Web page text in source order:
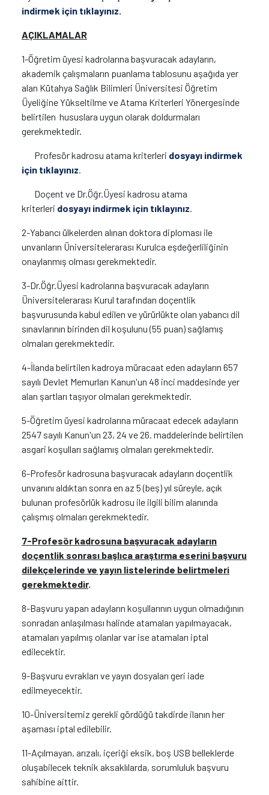
indirmek için tıklayınız.
AÇIKLAMALAR
1-Öğretim üyesi kadrolarına başvuracak adayların,
akademik çalışmaların puanlama tablosunu aşağıda yer
alan Kütahya Sağlık Bilimleri Üniversitesi Öğretim
Üyeliğine Yükseltilme ve Atama Kriterleri Yönergesinde
belirtilen hususlara uygun olarak doldurmaları
gerekmektedir.
Profesör kadrosu atama kriterleri dosyayı indirmek
için tıklayınız.
Doçent ve Dr.Öğr.Üyesi kadrosu atama
kriterleri dosyayı indirmek için tıklayınız.
2-Yabancı ülkelerden alınan doktora diploması ile
unvanların Üniversitelerarası Kurulca eşdeğerliliğinin
onaylanmış olması gerekmektedir.
3-Dr.Öğr.Üyesi kadrolarına başvuracak adayların
Üniversitelerarası Kurul tarafından doçentlik
başvurusunda kabul edilen ve yürürlükte olan yabancı dil
sınavlarının birinden dil koşulunu (55 puan) sağlamış
olmaları gerekmektedir.
4-İlanda belirtilen kadroya müracaat eden adayların 657
sayılı Devlet Memurları Kanun'un 48 inci maddesinde yer
alan şartları taşıyor olmaları gerekmektedir.
5-Öğretim üyesi kadrolarına müracaat edecek adayların
2547 sayılı Kanun'un 23, 24 ve 26. maddelerinde belirtilen
asgari koşulları sağlamış olmaları gerekmektedir.
6-Profesör kadrosuna başvuracak adayların doçentlik
unvanını aldıktan sonra en az 5 (beş) yıl süreyle, açık
bulunan profesörlük kadrosu ile ilgili bilim alanında
çalışmış olmaları gerekmektedir.
7-Profesör kadrosuna başvuracak adayların
doçentlik sonrası başlıca araştırma eserini başvuru
dilekçelerinde ve yayın listelerinde belirtmeleri
gerekmektedir.
8-Başvuru yapan adayların koşullarının uygun olmadığının
sonradan anlaşılması halinde atamaları yapılmayacak,
atamaları yapılmış olanlar var ise atamaları iptal
edilecektir.
9-Başvuru evrakları ve yayın dosyaları geri iade
edilmeyecektir.
10-Üniversitemiz gerekli gördüğü takdirde ilanın her
aşaması iptal edilebilir.
11-Açılmayan, arızalı, içeriği eksik, boş USB belleklerde
oluşabilecek teknik aksaklılarda, sorumluluk başvuru
sahibine aittir.